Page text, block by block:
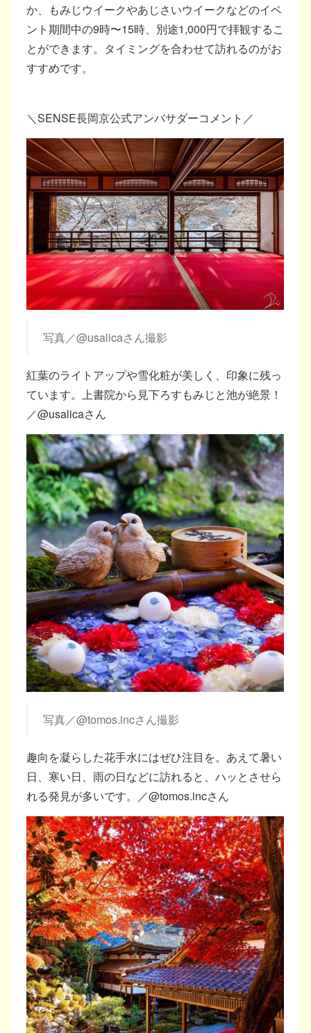
か、もみじウイークやあじさいウイークなどのイベ
ント期間中の9時〜15時、別途1,000円で拝観するこ
とができます。タイミングを合わせて訪れるのがお
すすめです。
＼SENSE長岡京公式アンバサダーコメント／
写真／@usalicaさん撮影
紅葉のライトアップや雪化粧が美しく、印象に残っ
ています。上書院から見下ろすもみじと池が絶景！
／@usalicaさん
写真／@tomos.incさん撮影
趣向を凝らした花手水にはぜひ注目を。あえて暑い
日、寒い日、雨の日などに訪れると、ハッとさせら
れる発見が多いです。／@tomos.incさん